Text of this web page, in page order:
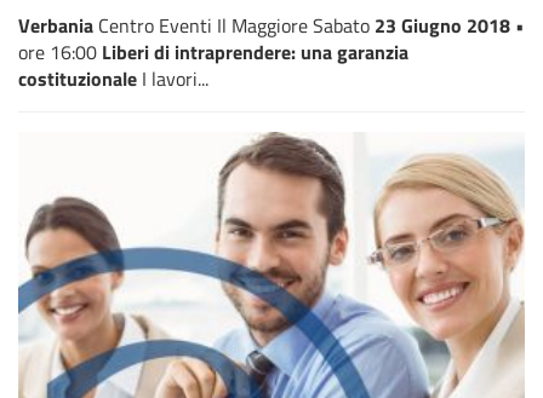
Verbania Centro Eventi Il Maggiore Sabato 23 Giugno 2018 •
ore 16:00 Liberi di intraprendere: una garanzia
costituzionale I lavori...